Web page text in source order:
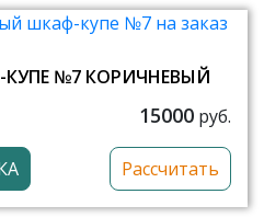
№7 КОРИЧНЕВЫЙ
15000 руб.
Рассчитать